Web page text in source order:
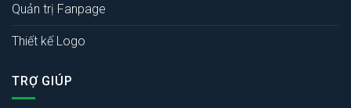
Quản trị Fanpage
Thiết kế Logo
TRỢ GIÚP